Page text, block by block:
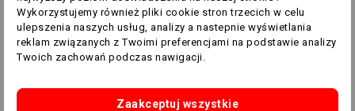
RB50601-7 - 2,14 m
Solidne linki poliwinylowe o grubości 5 mm z trwałymi,
łatwymi do trzymania czarnymi uchwytami do
Długość skakanki - 2,14 m.
Wykorzystujemy również pliki cookie stron trzecich w celu
ulepszenia naszych usług, analizy a nastepnie wyświetlania
reklam związanych z Twoimi preferencjami na podstawie analizy
Twoich zachowań podczas nawigacji.
Zaakceptuj wszystkie